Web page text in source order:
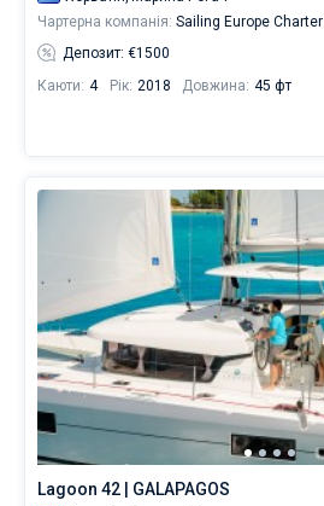
Чартерна компанія: Sailing Europe Charter
Депозит: €1500
Каюти: 4 Рік: 2018 Довжина: 45 фт
Lagoon 42 | GALAPAGOS